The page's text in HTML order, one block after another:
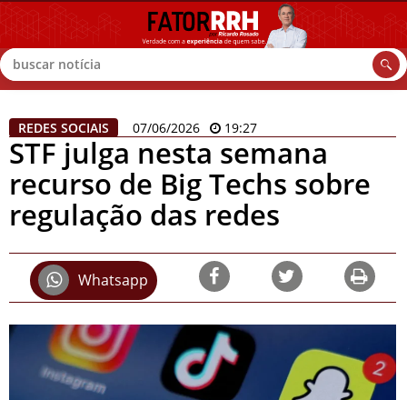
Buscar
REDES SOCIAIS 07/06/2026 19:27
STF julga nesta semana
recurso de Big Techs sobre
regulação das redes
Whatsapp